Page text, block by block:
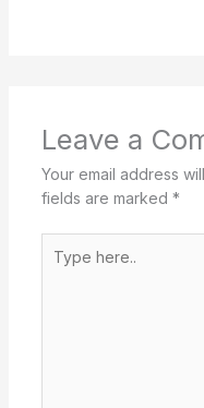
Leave a
Your email address
fields are marked *
here..